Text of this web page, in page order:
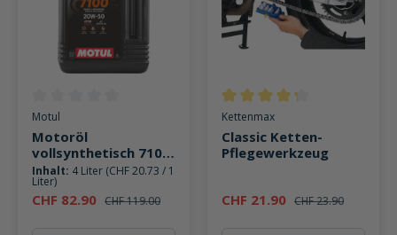
Durchschnittliche Bewertung von 0 von 5 Sternen
Motul
Motoröl
vollsynthetisch 7100
4T 20W50
Inhalt: 4 Liter (CHF 20.73 / 1
Liter)
CHF 82.90 CHF 119.00
Durchschnittliche Bewertung
Kettenmax
Classic Ketten-
Pflegewerkzeug
CHF 21.90 CHF 23.90